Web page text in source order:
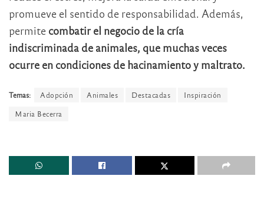
promueve el sentido de responsabilidad. Además,
permite combatir el negocio de la cría
indiscriminada de animales, que muchas veces
ocurre en condiciones de hacinamiento y maltrato.
Temas: Adopción Animales Destacadas
Inspiración
Maria Becerra